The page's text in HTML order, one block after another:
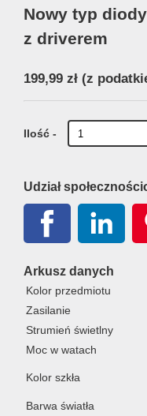
Nowy typ
z driverem
199,99 zł (z
Ilość -
Udział
Arkusz danych
Kolor przedmiotu
Zasilanie
Strumień świetlny
Moc w watach
Kolor szkła
Barwa światła